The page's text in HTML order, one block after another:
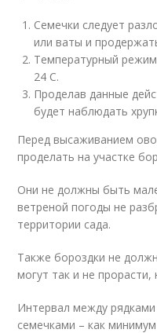
Семечки следует
или ваты и
Температурный
24 С.
Проделав данные
будет наблюдать
Перед высаживанием
проделать на участке
Они не должны быть
ветреной погоды не
территории сада.
Также бороздки не
могут так и не
Интервал между
семечками – как